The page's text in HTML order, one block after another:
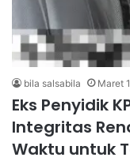
bila salsabila Maret
Eks Penyidik
Integritas
Waktu untuk